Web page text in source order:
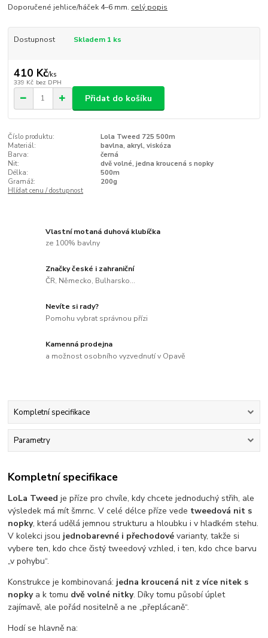
Doporučené jehlice/háček 4–6 mm. celý popis
Dostupnost Skladem 1 ks
410 Kč/ks
339 Kč bez DPH
Přidat do košíku
Číslo produktu:
Lola Tweed 725 500m
Materiál:
bavlna, akryl, viskóza
Barva:
černá
Nit:
dvě volné, jedna kroucená s nopky
Délka:
500m
Gramáž:
200g
Hlídat cenu / dostupnost
Vlastní motaná duhová klubíčka
ze 100% bavlny
Značky české i zahraniční
ČR, Německo, Bulharsko...
Nevíte si rady?
Pomohu vybrat správnou přízi
Kamenná prodejna
a možnost osobního vyzvednutí v Opavě
Kompletní specifikace
Parametry
Kompletní specifikace
LoLa Tweed je příze pro chvíle, kdy chcete jednoduchý střih, ale
výsledek má mít šmrnc. V celé délce příze vede tweedová nit s
nopky, která udělá jemnou strukturu a hloubku i v hladkém stehu.
V kolekci jsou jednobarevné i přechodové varianty, takže si
vybere ten, kdo chce čistý tweedový vzhled, i ten, kdo chce barvu
„v pohybu“.
Konstrukce je kombinovaná: jedna kroucená nit z více nitek s
nopkya k tomu dvě volné nitky. Díky tomu působí úplet
zajímavě, ale pořád nositelně a ne „přeplácaně“.
Hodí se hlavně na: